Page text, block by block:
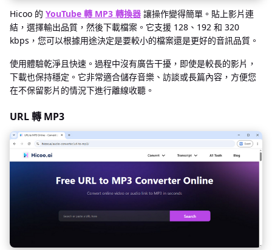
Hicoo 的 YouTube 轉 MP3 轉換器 讓操作變得簡單。貼上影片連
結，選擇輸出品質，然後下載檔案。它支援 128、192 和 320
kbps，您可以根據用途決定是要較小的檔案還是更好的音訊品質。
使用體驗乾淨且快速。過程中沒有廣告干擾，即使是較長的影片，
下載也保持穩定。它非常適合儲存音樂、訪談或長篇內容，方便您
在不保留影片的情況下進行離線收聽。
URL 轉 MP3